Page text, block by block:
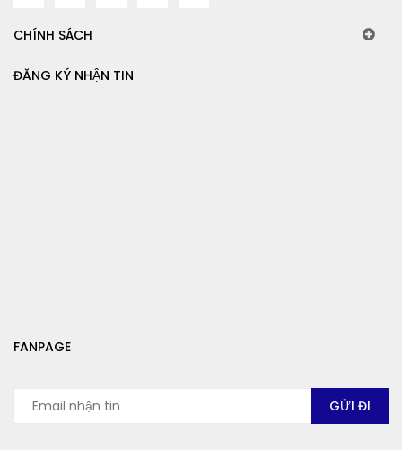
CHÍNH SÁCH
ĐĂNG KÝ NHẬN TIN
FANPAGE